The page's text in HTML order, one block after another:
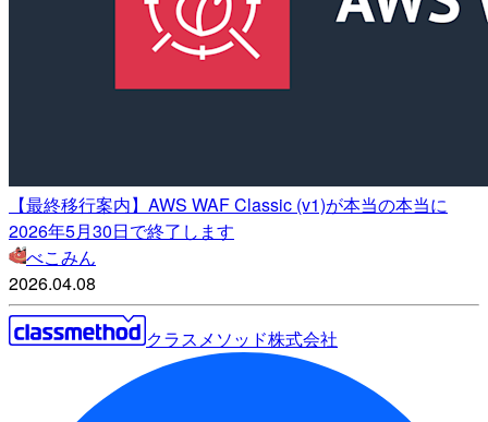
【最終移行案内】AWS WAF Classic (v1)が本当の本当に
2026年5月30日で終了します
べこみん
2026.04.08
クラスメソッド株式会社